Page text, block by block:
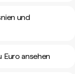
und
Euro ansehen